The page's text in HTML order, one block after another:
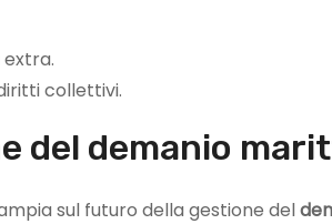
collettivi.
del demanio
sul futuro della gestione del